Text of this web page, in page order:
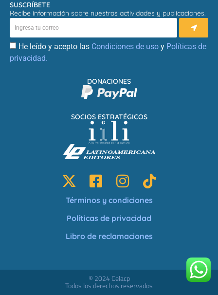
SUSCRÍBETE
Recibe información sobre nuestras actividades y publicaciones.
He leído y acepto las Condiciones de uso y Políticas de
privacidad.
SOCIOS ESTRATÉGICOS
DONACIONES
Términos y condiciones
Políticas de privacidad
Libro de reclamaciones
© 2024 Celacp
Todos los derechos reservados